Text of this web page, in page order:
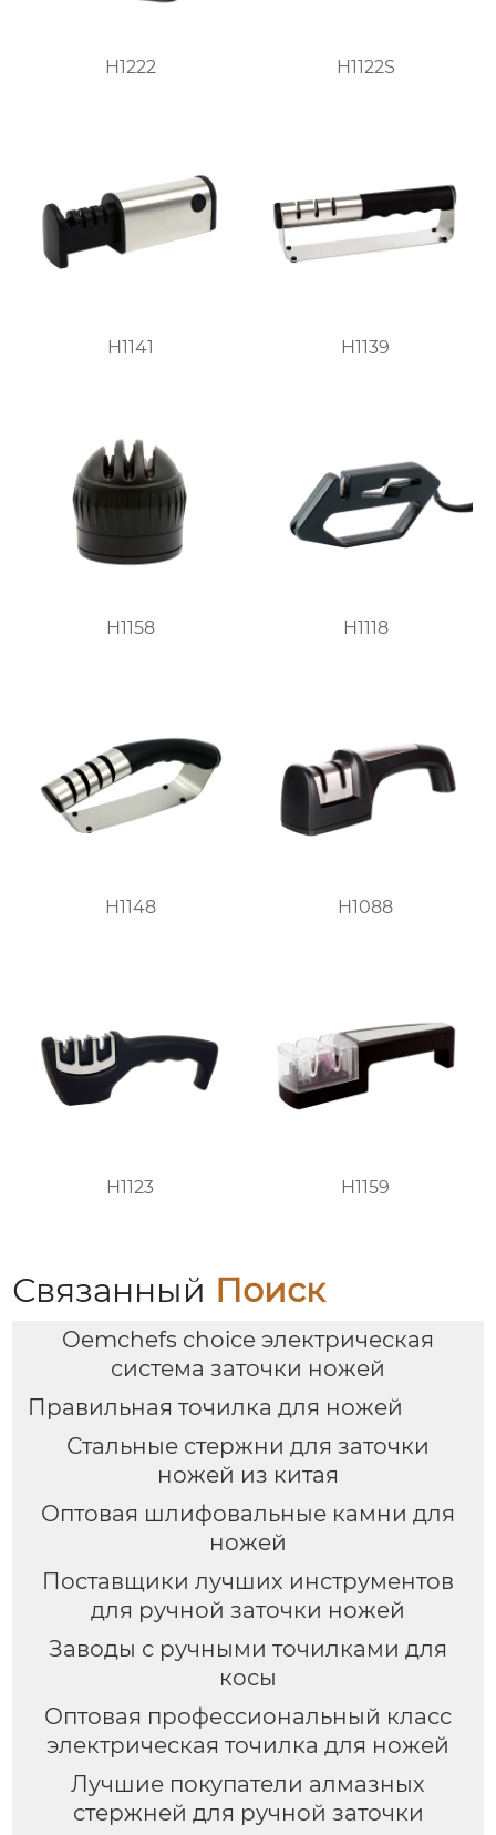
H1222 H1122S
H1141 H1139
H1158 H1118
H1148 H1088
H1123 H1159
Связанный Поиск
Oemchefs choice электрическая
система заточки ножей
Правильная точилка для ножей
Стальные стержни для заточки
ножей из китая
Оптовая шлифовальные камни для
ножей
Поставщики лучших инструментов
для ручной заточки ножей
Заводы с ручными точилками для
косы
Оптовая профессиональный класс
электрическая точилка для ножей
Лучшие покупатели алмазных
стержней для ручной заточки